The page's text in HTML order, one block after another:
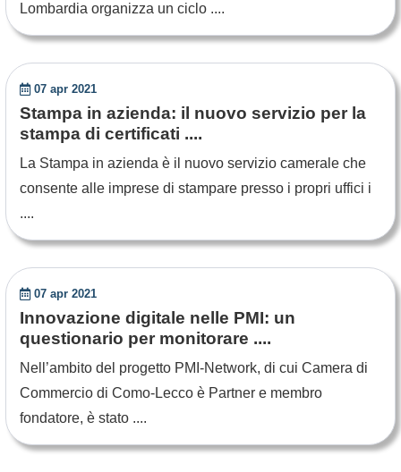
Lombardia organizza un ciclo ....
07 apr 2021
Stampa in azienda: il nuovo servizio per la
stampa di certificati ....
La Stampa in azienda è il nuovo servizio camerale che
consente alle imprese di stampare presso i propri uffici i
....
07 apr 2021
Innovazione digitale nelle PMI: un
questionario per monitorare ....
Nell’ambito del progetto PMI-Network, di cui Camera di
Commercio di Como-Lecco è Partner e membro
fondatore, è stato ....